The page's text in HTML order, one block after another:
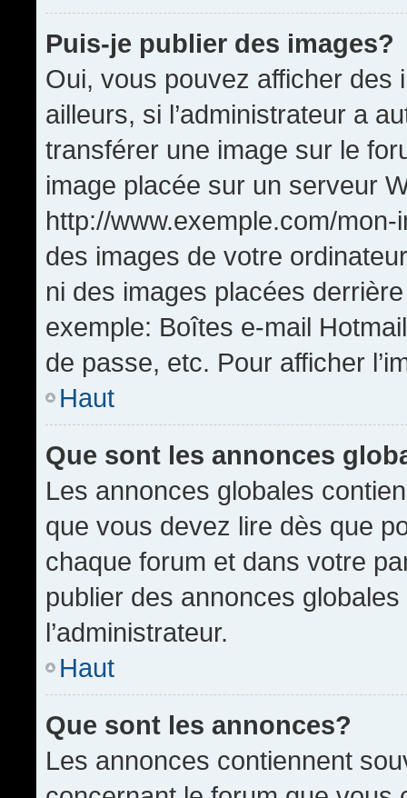
Puis-je publier des images?
Oui, vous pouvez afficher
ailleurs, si l’administrateur a
transférer une image sur le
image placée sur un serveur
http://www.exemple.com/
des images de votre
ni des images placées
exemple: Boîtes e-mail
de passe, etc. Pour afficher
Haut
Que sont les annonces
Les annonces globales
que vous devez lire dès que
chaque forum et dans votre
publier des annonces
l’administrateur.
Haut
Que sont les annonces?
Les annonces contiennent